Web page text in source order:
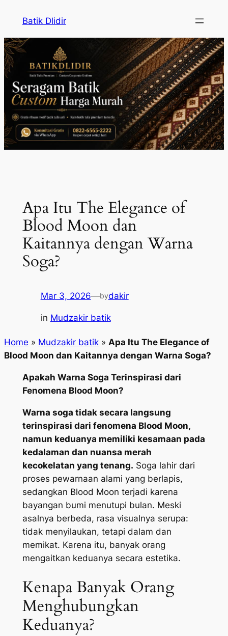
content
Batik Dlidir
Apa Itu The Elegance of
Blood Moon dan
Kaitannya dengan Warna
Soga?
Mar 3, 2026—bydakir
in Mudzakir batik
Home » Mudzakir batik » Apa Itu The Elegance of
Blood Moon dan Kaitannya dengan Warna Soga?
Apakah Warna Soga Terinspirasi dari
Fenomena Blood Moon?
Warna soga tidak secara langsung
terinspirasi dari fenomena Blood Moon,
namun keduanya memiliki kesamaan pada
kedalaman dan nuansa merah
kecokelatan yang tenang. Soga lahir dari
proses pewarnaan alami yang berlapis,
sedangkan Blood Moon terjadi karena
bayangan bumi menutupi bulan. Meski
asalnya berbeda, rasa visualnya serupa:
tidak menyilaukan, tetapi dalam dan
memikat. Karena itu, banyak orang
mengaitkan keduanya secara estetika.
Kenapa Banyak Orang
Menghubungkan
Keduanya?